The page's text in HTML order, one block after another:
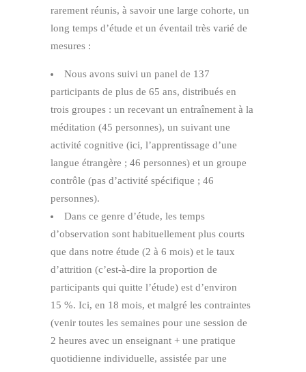
rarement réunis, à savoir une large cohorte, un
long temps d’étude et un éventail très varié de
mesures :
Nous avons suivi un panel de 137
participants de plus de 65 ans, distribués en
trois groupes : un recevant un entraînement à la
méditation (45 personnes), un suivant une
activité cognitive (ici, l’apprentissage d’une
langue étrangère ; 46 personnes) et un groupe
contrôle (pas d’activité spécifique ; 46
personnes).
Dans ce genre d’étude, les temps
d’observation sont habituellement plus courts
que dans notre étude (2 à 6 mois) et le taux
d’attrition (c’est-à-dire la proportion de
participants qui quitte l’étude) est d’environ
15 %. Ici, en 18 mois, et malgré les contraintes
(venir toutes les semaines pour une session de
2 heures avec un enseignant + une pratique
quotidienne individuelle, assistée par une